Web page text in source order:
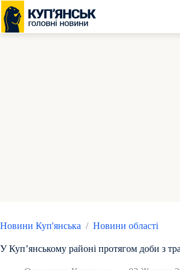
Перейти
до
вмісту
Новини Куп'янська / Новини області
У Куп’янському районі протягом доби з